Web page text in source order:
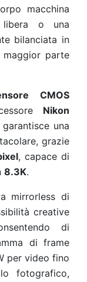
macchina
o una
bilanciata in
maggior parte
CMOS
Nikon
una
grazie
, capace di
8.3K.
mirrorless di
creative
di
di frame
per video fino
fotografico,